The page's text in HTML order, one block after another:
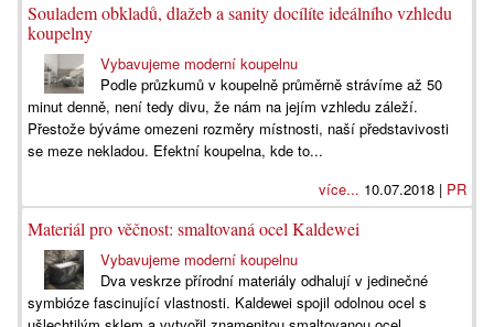
Souladem obkladů, dlažeb a sanity docílíte ideálního vzhledu
koupelny
Vybavujeme moderní koupelnu
Podle průzkumů v koupelně průměrně strávíme až 50
minut denně, není tedy divu, že nám na jejím vzhledu záleží.
Přestože býváme omezeni rozměry místnosti, naší představivosti
se meze nekladou. Efektní koupelna, kde to...
více... 10.07.2018 | PR
Materiál pro věčnost: smaltovaná ocel Kaldewei
Vybavujeme moderní koupelnu
Dva veskrze přírodní materiály odhalují v jedinečné
symbióze fascinující vlastnosti. Kaldewei spojil odolnou ocel s